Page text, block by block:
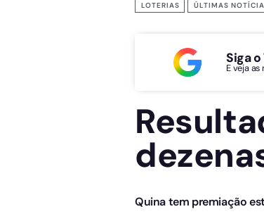
LOTERIAS ÚLTIMAS
Siga
E veja
Quina tem premiação